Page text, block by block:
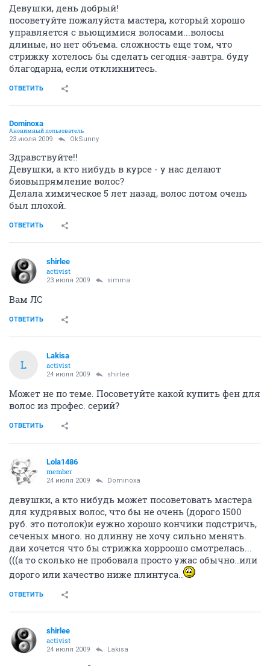
Девушки, день добрый!
посоветуйте пожалуйста мастера, который хорошо
управляется с вьющимися волосами...волосы
длиные, но нет объема. сложность еще том, что
стрижку хотелось бы сделать сегодня-завтра. буду
благодарна, если откликнитесь.
ОТВЕТИТЬ
Dominoxa
Анонимный пользователь
23 июля 2009 OkSunny
Здравствуйте!!
Девушки, а кто нибудь в курсе - у нас делают
биовыпрямление волос?
Делала химическое 5 лет назад, волос потом очень
был плохой.
ОТВЕТИТЬ
shirlee
activist
23 июля 2009 simma
Вам ЛС
ОТВЕТИТЬ
L
Lakisa
activist
24 июля 2009 shirlee
Может не по теме. Посоветуйте какой купить фен для
волос из профес. серий?
ОТВЕТИТЬ
Lola1486
member
24 июля 2009 Dominoxa
девушки, а кто нибудь может посоветовать мастера
для кудрявых волос, что бы не очень (дорого 1500
руб. это потолок)и еужно хорошо кончики подстричь,
сеченых много. но длинну не хочу сильно менять.
даи хочется что бы стрижка хорроошо смотрелась...
(((а то сколько не пробовала просто ужас обычно..или
дорого или качество ниже плинтуса..
ОТВЕТИТЬ
shirlee
activist
24 июля 2009 Lakisa